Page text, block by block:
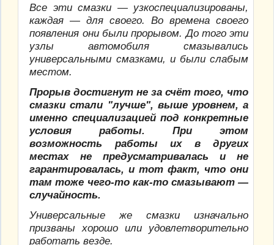
Все эти смазки — узкоспециализированы,
каждая — для своего. Во времена своего
появления они были прорывом. До того эти
узлы автомобиля смазывались
универсальными смазками, и были слабым
местом.
Прорыв достигнут не за счёт того, что
смазки стали "лучше", выше уровнем, а
именно специализацией под конкретные
условия работы. При этом
возможность работы их в других
местах не предусматривалась и не
гарантировалась, и тот факт, что они
там тоже чего-то как-то смазывают —
случайность.
Универсальные же смазки изначально
призваны хорошо или удовлетворительно
работать везде.